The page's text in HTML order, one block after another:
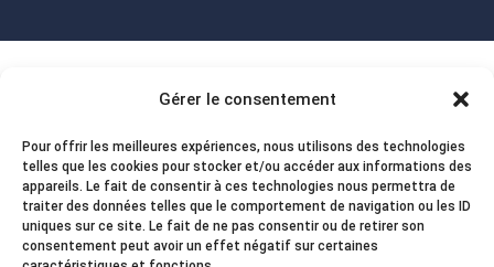
Gérer le consentement
Pour offrir les meilleures expériences, nous utilisons des technologies
telles que les cookies pour stocker et/ou accéder aux informations des
appareils. Le fait de consentir à ces technologies nous permettra de
traiter des données telles que le comportement de navigation ou les ID
uniques sur ce site. Le fait de ne pas consentir ou de retirer son
consentement peut avoir un effet négatif sur certaines